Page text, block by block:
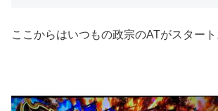
ここからはいつもの政宗のATがスタート